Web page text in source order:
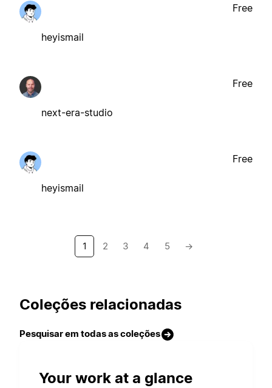
heyismail
Free
next-era-studio
Free
heyismail
Free
1 2 3 4 5 →
Coleções relacionadas
Pesquisar em todas as coleções
Your work at a glance